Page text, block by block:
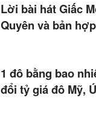
Lời bài hát Giấc
Quyên và bản
1 đô bằng bao
đổi tỷ giá đô Mỹ,